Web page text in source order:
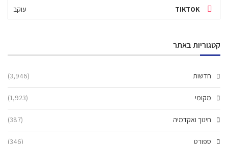
TIKTOK עוקב
קטגוריות באתר
חדשות (3,946)
מקומי (1,923)
חינוך ואקדמיה (387)
ספורט (346)